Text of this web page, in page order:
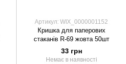
Артикул: WIX_0000001152
Кришка для паперових
стаканів R-69 жовта 50шт
33 грн
Немає в наявності